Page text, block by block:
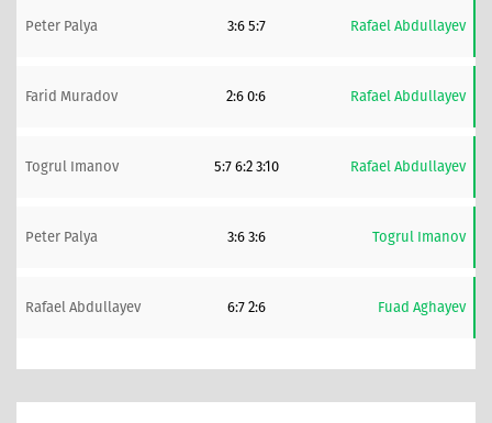
Peter Palya 3:6 5:7 Rafael Abdullayev
Farid Muradov 2:6 0:6 Rafael Abdullayev
Togrul Imanov 5:7 6:2 3:10 Rafael Abdullayev
Peter Palya 3:6 3:6 Togrul Imanov
Rafael Abdullayev 6:7 2:6 Fuad Aghayev